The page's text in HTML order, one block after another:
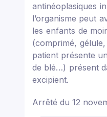
antinéoplasiques
l’organisme peut
les enfants de
(comprimé,
patient présente
de blé…) présent
excipient.
Arrêté du 12